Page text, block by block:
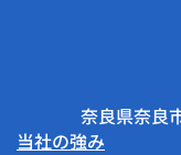
奈良県奈良
当社の強み